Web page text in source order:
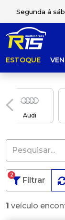
Segunda á
ESTOQUE
Audi
Filtrar
2
1 veículo